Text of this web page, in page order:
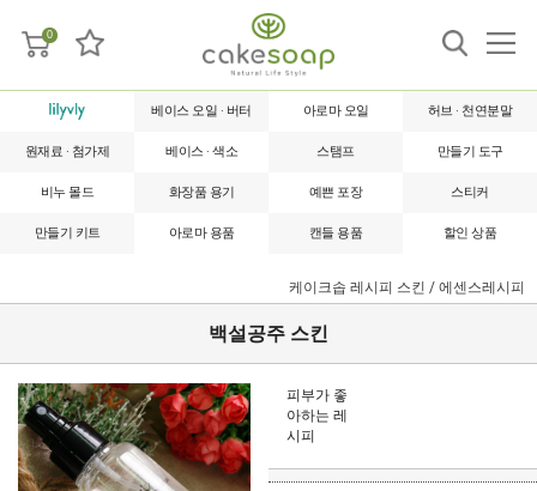
0
베이스 오일 · 버터 아로마 오일 허브 · 천연분말
원재료 · 첨가제 베이스 · 색소 스탬프 만들기 도구
비누 몰드 화장품 용기 예쁜 포장 스티커
만들기 키트 아로마 용품 캔들 용품 할인 상품
케이크솝 레시피 스킨 / 에센스레시피
백설공주 스킨
피부가 좋
아하는 레
시피